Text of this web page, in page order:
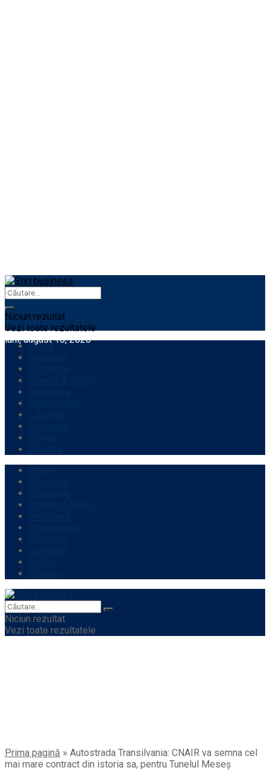
Niciun rezultat
Vezi toate rezultatele
luni, august 10, 2026
Home
Niciun rezultat
Vezi toate rezultatele
Prima pagină » Autostrada Transilvania: CNAIR va semna cel
mai mare contract din istoria sa, pentru Tunelul Meseș